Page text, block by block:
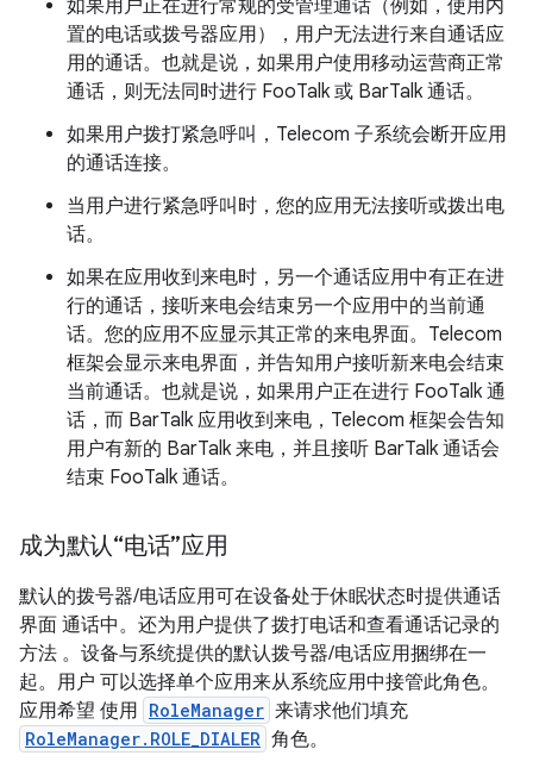
如果用户正在进行常规的受管理通话（例如，使用内
置的电话或拨号器应用），用户无法进行来自通话应
用的通话。也就是说，如果用户使用移动运营商正常
通话，则无法同时进行 FooTalk 或 BarTalk 通话。
如果用户拨打紧急呼叫，Telecom 子系统会断开应用
的通话连接。
当用户进行紧急呼叫时，您的应用无法接听或拨出电
话。
如果在应用收到来电时，另一个通话应用中有正在进
行的通话，接听来电会结束另一个应用中的当前通
话。您的应用不应显示其正常的来电界面。Telecom
框架会显示来电界面，并告知用户接听新来电会结束
当前通话。也就是说，如果用户正在进行 FooTalk 通
话，而 BarTalk 应用收到来电，Telecom 框架会告知
用户有新的 BarTalk 来电，并且接听 BarTalk 通话会
结束 FooTalk 通话。
成为默认“电话”应用
默认的拨号器/电话应用可在设备处于休眠状态时提供通话
界面 通话中。还为用户提供了拨打电话和查看通话记录的
方法 。设备与系统提供的默认拨号器/电话应用捆绑在一
起。用户 可以选择单个应用来从系统应用中接管此角色。
应用希望 使用 RoleManager 来请求他们填充
RoleManager.ROLE_DIALER 角色。